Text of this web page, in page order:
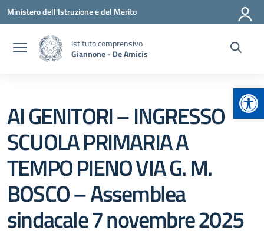
Vai ai contenuti
Vai al menu di navigazione
Vai al footer
Ministero dell'Istruzione e del Merito
Istituto comprensivo
Giannone - De Amicis
AI GENITORI – INGRESSO
SCUOLA PRIMARIA A
TEMPO PIENO VIA G. M.
BOSCO – Assemblea
sindacale 7 novembre 2025